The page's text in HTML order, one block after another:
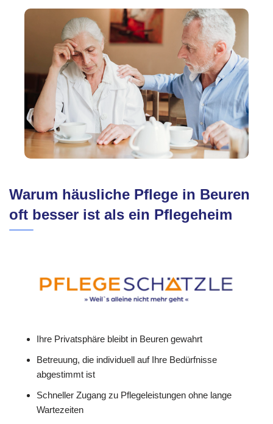
Warum häusliche Pflege in Beuren
oft besser ist als ein Pflegeheim
Ihre Privatsphäre bleibt in Beuren gewahrt
Betreuung, die individuell auf Ihre Bedürfnisse
abgestimmt ist
Schneller Zugang zu Pflegeleistungen ohne lange
Wartezeiten